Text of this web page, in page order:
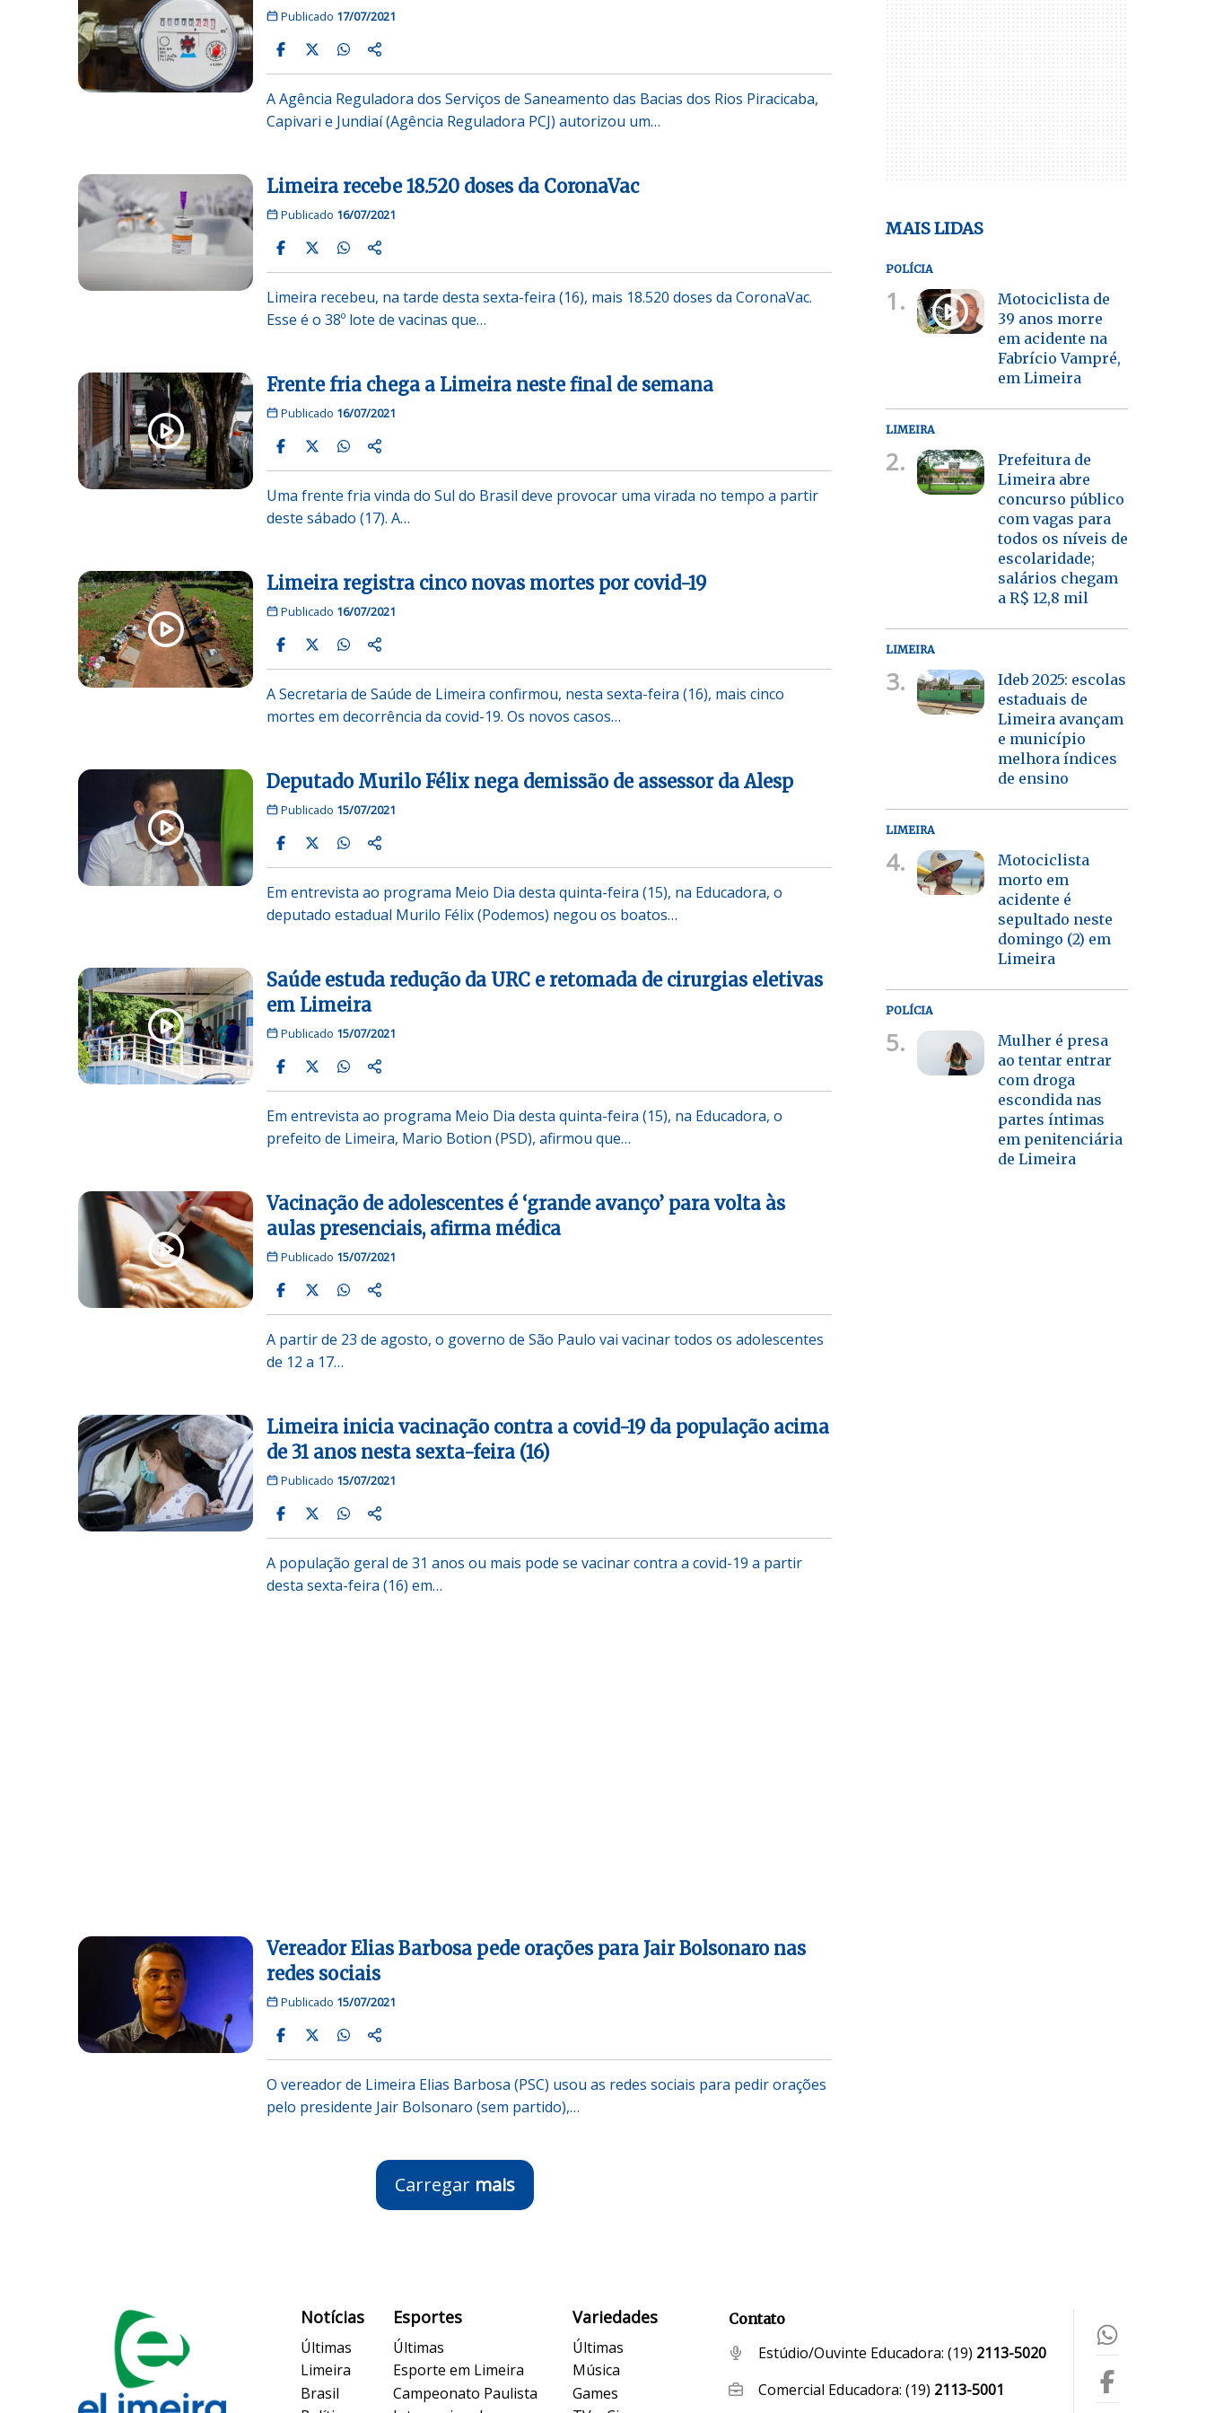
Publicado 17/07/2021
A Agência Reguladora dos Serviços de Saneamento das Bacias dos Rios Piracicaba,
Capivari e Jundiaí (Agência Reguladora PCJ) autorizou um…
Limeira recebe 18.520 doses da CoronaVac
Publicado 16/07/2021
Limeira recebeu, na tarde desta sexta-feira (16), mais 18.520 doses da CoronaVac.
Esse é o 38º lote de vacinas que…
Frente fria chega a Limeira neste final de semana
Publicado 16/07/2021
Uma frente fria vinda do Sul do Brasil deve provocar uma virada no tempo a partir
deste sábado (17). A…
Limeira registra cinco novas mortes por covid-19
Publicado 16/07/2021
A Secretaria de Saúde de Limeira confirmou, nesta sexta-feira (16), mais cinco
mortes em decorrência da covid-19. Os novos casos…
Deputado Murilo Félix nega demissão de assessor da Alesp
Publicado 15/07/2021
Em entrevista ao programa Meio Dia desta quinta-feira (15), na Educadora, o
deputado estadual Murilo Félix (Podemos) negou os boatos…
Saúde estuda redução da URC e retomada de cirurgias eletivas
em Limeira
Publicado 15/07/2021
Em entrevista ao programa Meio Dia desta quinta-feira (15), na Educadora, o
prefeito de Limeira, Mario Botion (PSD), afirmou que…
Vacinação de adolescentes é ‘grande avanço’ para volta às
aulas presenciais, afirma médica
Publicado 15/07/2021
A partir de 23 de agosto, o governo de São Paulo vai vacinar todos os adolescentes
de 12 a 17…
Limeira inicia vacinação contra a covid-19 da população acima
de 31 anos nesta sexta-feira (16)
Publicado 15/07/2021
A população geral de 31 anos ou mais pode se vacinar contra a covid-19 a partir
desta sexta-feira (16) em…
Vereador Elias Barbosa pede orações para Jair Bolsonaro nas
redes sociais
Publicado 15/07/2021
O vereador de Limeira Elias Barbosa (PSC) usou as redes sociais para pedir orações
pelo presidente Jair Bolsonaro (sem partido),…
Carregar mais
MAIS LIDAS
POLÍCIA
1.
Motociclista de
39 anos morre
em acidente na
Fabrício Vampré,
em Limeira
LIMEIRA
2.
Prefeitura de
Limeira abre
concurso público
com vagas para
todos os níveis de
escolaridade;
salários chegam
a R$ 12,8 mil
LIMEIRA
3.
Ideb 2025: escolas
estaduais de
Limeira avançam
e município
melhora índices
de ensino
LIMEIRA
4.
Motociclista
morto em
acidente é
sepultado neste
domingo (2) em
Limeira
POLÍCIA
5.
Mulher é presa
ao tentar entrar
com droga
escondida nas
partes íntimas
em penitenciária
de Limeira
Notícias
Últimas
Limeira
Brasil
Esportes
Últimas
Esporte em Limeira
Campeonato Paulista
Variedades
Últimas
Música
Games
Contato
Estúdio/Ouvinte Educadora: (19) 2113-5020
Comercial Educadora: (19) 2113-5001